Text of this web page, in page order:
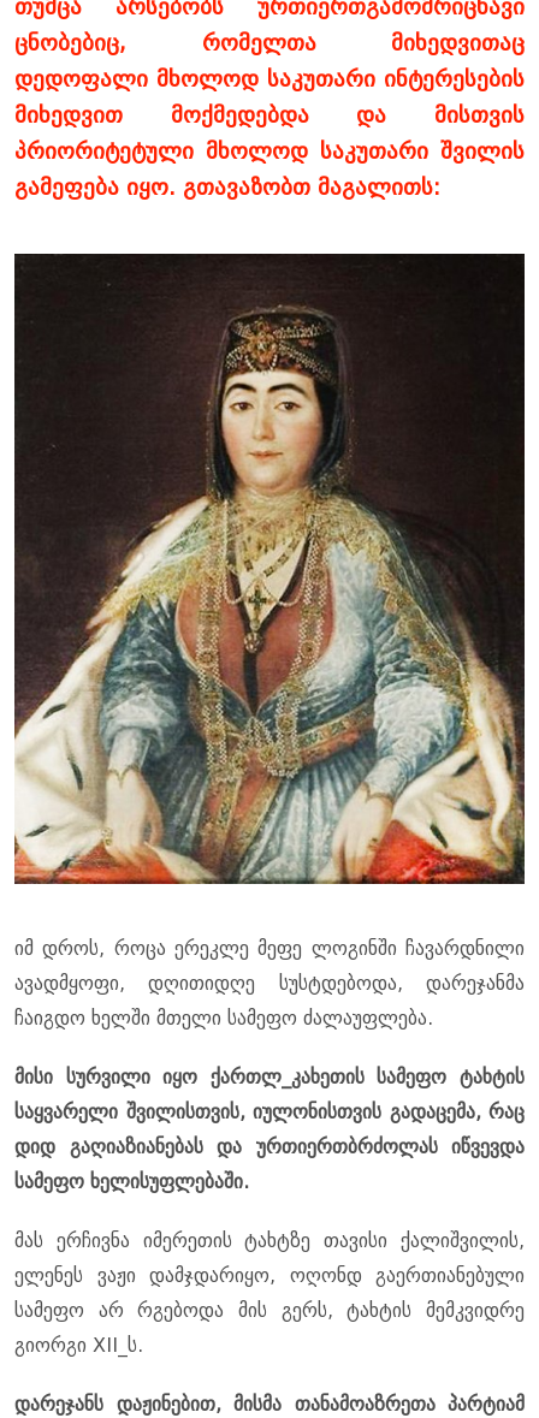
თუმცა არსებობს ურთიერთგამომრიცხავი
ცნობებიც, რომელთა მიხედვითაც
დედოფალი მხოლოდ საკუთარი ინტერესების
მიხედვით მოქმედებდა და მისთვის
პრიორიტეტული მხოლოდ საკუთარი შვილის
გამეფება იყო. გთავაზობთ მაგალითს:
იმ დროს, როცა ერეკლე მეფე ლოგინში ჩავარდნილი
ავადმყოფი, დღითიდღე სუსტდებოდა, დარეჯანმა
ჩაიგდო ხელში მთელი სამეფო ძალაუფლება.
მისი სურვილი იყო ქართლ_კახეთის სამეფო ტახტის
საყვარელი შვილისთვის, იულონისთვის გადაცემა, რაც
დიდ გაღიაზიანებას და ურთიერთბრძოლას იწვევდა
სამეფო ხელისუფლებაში.
მას ერჩივნა იმერეთის ტახტზე თავისი ქალიშვილის,
ელენეს ვაჟი დამჯდარიყო, ოღონდ გაერთიანებული
სამეფო არ რგებოდა მის გერს, ტახტის მემკვიდრე
გიორგი XII_ს.
დარეჯანს დაჟინებით, მისმა თანამოაზრეთა პარტიამ